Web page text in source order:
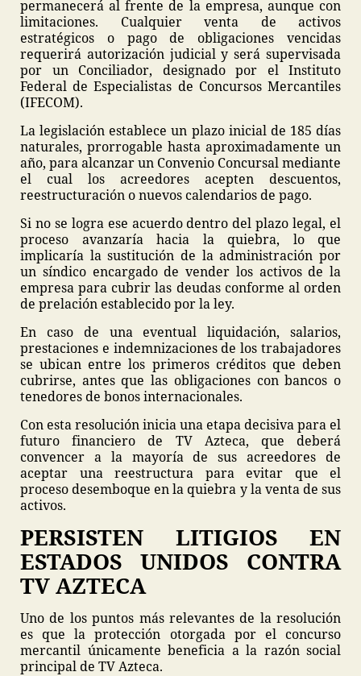
permanecerá al frente de la empresa, aunque con
limitaciones. Cualquier venta de activos
estratégicos o pago de obligaciones vencidas
requerirá autorización judicial y será supervisada
por un Conciliador, designado por el Instituto
Federal de Especialistas de Concursos Mercantiles
(IFECOM).
La legislación establece un plazo inicial de 185 días
naturales, prorrogable hasta aproximadamente un
año, para alcanzar un Convenio Concursal mediante
el cual los acreedores acepten descuentos,
reestructuración o nuevos calendarios de pago.
Si no se logra ese acuerdo dentro del plazo legal, el
proceso avanzaría hacia la quiebra, lo que
implicaría la sustitución de la administración por
un síndico encargado de vender los activos de la
empresa para cubrir las deudas conforme al orden
de prelación establecido por la ley.
En caso de una eventual liquidación, salarios,
prestaciones e indemnizaciones de los trabajadores
se ubican entre los primeros créditos que deben
cubrirse, antes que las obligaciones con bancos o
tenedores de bonos internacionales.
Con esta resolución inicia una etapa decisiva para el
futuro financiero de TV Azteca, que deberá
convencer a la mayoría de sus acreedores de
aceptar una reestructura para evitar que el
proceso desemboque en la quiebra y la venta de sus
activos.
PERSISTEN LITIGIOS EN
ESTADOS UNIDOS CONTRA
TV AZTECA
Uno de los puntos más relevantes de la resolución
es que la protección otorgada por el concurso
mercantil únicamente beneficia a la razón social
principal de TV Azteca.